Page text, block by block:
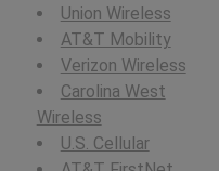
Union Wireless
AT&T Mobility
Verizon Wireless
Carolina West
Wireless
U.S. Cellular